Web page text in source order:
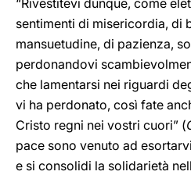
“Rivestitevi dunque, come
sentimenti di misericordia, di
mansuetudine, di pazienza,
perdonandovi
che lamentarsi nei riguardi
vi ha perdonato, così fate
Cristo regni nei vostri cuori” (
pace sono venuto ad
e si consolidi la solidarietà